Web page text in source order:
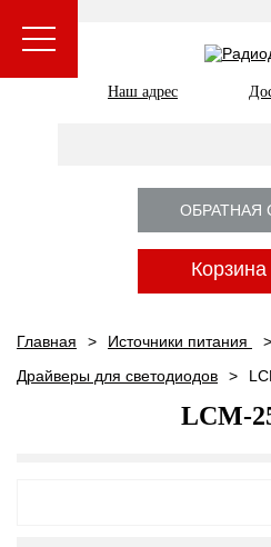
Наш адрес
ОБРАТНАЯ
Корзина
Главная
Источники питания
Драйверы для светодиодов
LCM-